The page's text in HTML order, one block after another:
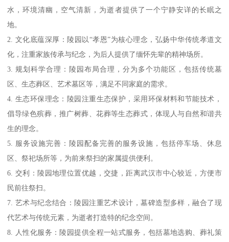
水，环境清幽，空气清新，为逝者提供了一个宁静安详的长眠之
地。
2. 文化底蕴深厚：陵园以“孝恩”为核心理念，弘扬中华传统孝道文
化，注重家族传承与纪念，为后人提供了缅怀先辈的精神场所。
3. 规划科学合理：陵园布局合理，分为多个功能区，包括传统墓
区、生态葬区、艺术墓区等，满足不同家庭的需求。
4. 生态环保理念：陵园注重生态保护，采用环保材料和节能技术，
倡导绿色殡葬，推广树葬、花葬等生态葬式，体现人与自然和谐共
生的理念。
5. 服务设施完善：陵园配备完善的服务设施，包括停车场、休息
区、祭祀场所等，为前来祭扫的家属提供便利。
6. 交利：陵园地理位置优越，交捷，距离武汉市中心较近，方便市
民前往祭扫。
7. 艺术与纪念结合：陵园注重艺术设计，墓碑造型多样，融合了现
代艺术与传统元素，为逝者打造特的纪念空间。
8. 人性化服务：陵园提供全程一站式服务，包括墓地选购、葬礼策